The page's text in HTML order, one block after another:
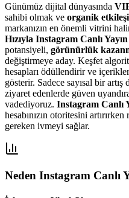
Günümüz dijital dünyasında
sahibi olmak ve organik
markanızın en önemli vitrini
Hızıyla Instagram Canlı
potansiyeli, görünürlük
değiştirmeye aday. Keşfet
hesapları ödüllendirir ve
gösterir. Sadece sayısal bir
ziyaret edenlerde güven
vadediyoruz. Instagram Canlı
hesabınızın otoritesini
gereken ivmeyi sağlar.
Neden Instagram Canlı